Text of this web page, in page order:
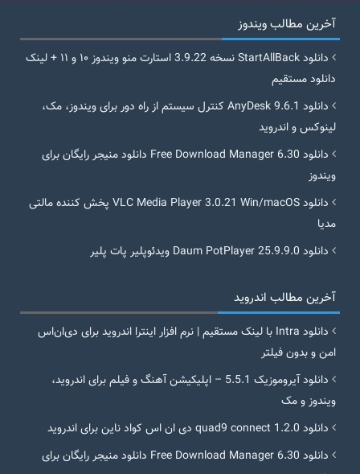
آخرین مطالب ویندوز
دانلود StartAllBack نسخه 3.9.22 استارت منو ویندوز ۱۰ و ۱۱ + لینک
دانلود مستقیم
دانلود AnyDesk 9.6.1 کنترل سیستم از راه دور برای ویندوز، مک،
لینوکس و اندروید
دانلود Free Download Manager 6.30 دانلود منیجر رایگان برای
ویندوز
دانلود VLC Media Player 3.0.21 Win/macOS پخش کننده مالتی
مدیا
دانلود Daum PotPlayer 25.9.9.0 ویدئوپلیر پات پلیر
آخرین مطالب اندروید
دانلود Intra با لینک مستقیم | نرم افزار اینترا اندروید برای دی‌ان‌اس
امن و بدون فیلتر
دانلود آیروموزیک 5.5.1 – اپلیکیشن آهنگ و فیلم برای اندروید،
ویندوز و مک
دانلود quad9 connect 1.2.0 دی ان اس کواد ناین برای اندروید
دانلود Free Download Manager 6.30 دانلود منیجر رایگان برای